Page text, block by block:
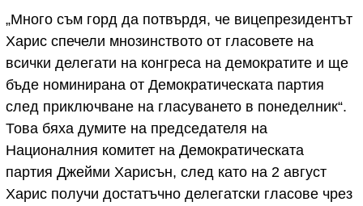
„Много съм горд да потвърдя, че вицепрезидентът
Харис спечели мнозинството от гласовете на
всички делегати на конгреса на демократите и ще
бъде номинирана от Демократическата партия
след приключване на гласуването в понеделник“.
Това бяха думите на председателя на
Националния комитет на Демократическата
партия Джейми Харисън, след като на 2 август
Харис получи достатъчно делегатски гласове чрез